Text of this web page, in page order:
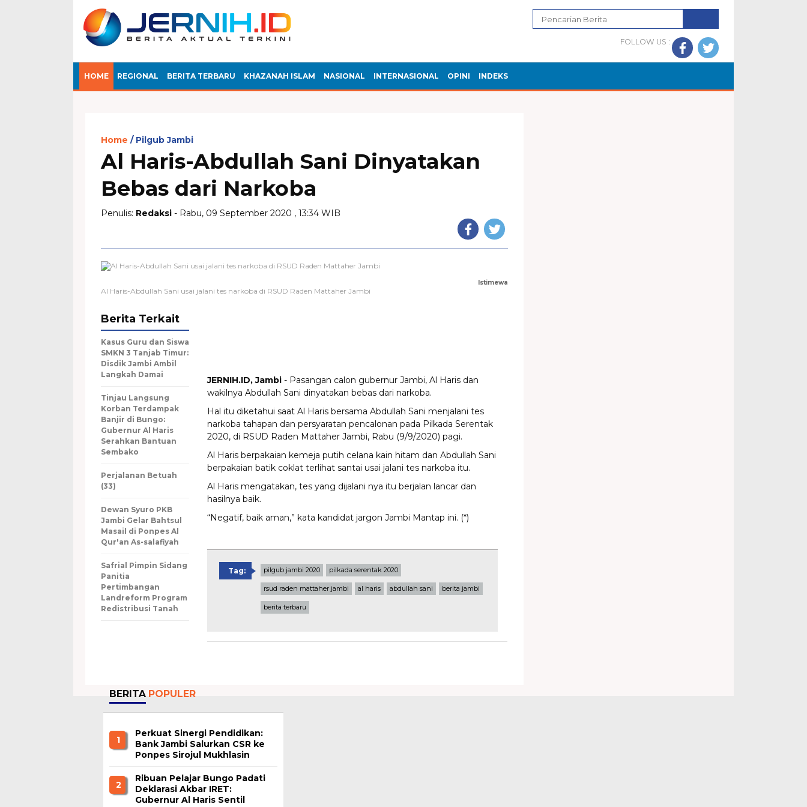
FOLLOW US :
HOME REGIONAL BERITA TERBARU KHAZANAH ISLAM NASIONAL INTERNASIONAL OPINI INDEKS
Home Pilgub Jambi
Al Haris-Abdullah Sani Dinyatakan
Bebas dari Narkoba
Penulis: Redaksi - Rabu, 09 September 2020 , 13:34 WIB
Istimewa
Al Haris-Abdullah Sani usai jalani tes narkoba di RSUD Raden Mattaher Jambi
Berita Terkait
Kasus Guru dan Siswa
SMKN 3 Tanjab Timur:
Disdik Jambi Ambil
Langkah Damai
Tinjau Langsung
Korban Terdampak
Banjir di Bungo:
Gubernur Al Haris
Serahkan Bantuan
Sembako
Perjalanan Betuah
(33)
Dewan Syuro PKB
Jambi Gelar Bahtsul
Masail di Ponpes Al
Qur'an As-salafiyah
Safrial Pimpin Sidang
Panitia
Pertimbangan
Landreform Program
Redistribusi Tanah
JERNIH.ID, Jambi - Pasangan calon gubernur Jambi, Al Haris dan
wakilnya Abdullah Sani dinyatakan bebas dari narkoba.
Hal itu diketahui saat Al Haris bersama Abdullah Sani menjalani tes
narkoba tahapan dan persyaratan pencalonan pada Pilkada Serentak
2020, di RSUD Raden Mattaher Jambi, Rabu (9/9/2020) pagi.
Al Haris berpakaian kemeja putih celana kain hitam dan Abdullah Sani
berpakaian batik coklat terlihat santai usai jalani tes narkoba itu.
Al Haris mengatakan, tes yang dijalani nya itu berjalan lancar dan
hasilnya baik.
“Negatif, baik aman,” kata kandidat jargon Jambi Mantap ini. (*)
Tag: pilgub jambi 2020 pilkada serentak 2020
rsud raden mattaher jambi al haris abdullah sani berita jambi
berita terbaru
BERITA POPULER
1
Perkuat Sinergi Pendidikan:
Bank Jambi Salurkan CSR ke
Ponpes Sirojul Mukhlasin
2
Ribuan Pelajar Bungo Padati
Deklarasi Akbar IRET:
Gubernur Al Haris Sentil